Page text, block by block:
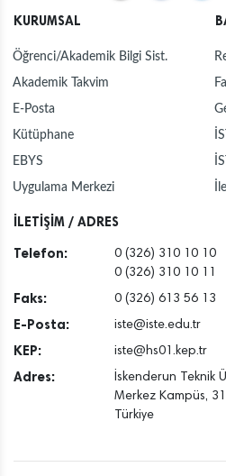
KURUMSAL
Öğrenci/Akademik Bilgi Sist.
Akademik Takvim
E-Posta
Kütüphane
EBYS
Uygulama Merkezi
İLETİŞİM / ADRES
Telefon:
0 (326) 310 10 10
0 (326) 310 10 11
Faks: 0 (326) 613 56 13
E-Posta: iste@iste.edu.tr
KEP: iste@hs01.kep.tr
Adres:
İskenderun Teknik
Merkez Kampüs,
Türkiye